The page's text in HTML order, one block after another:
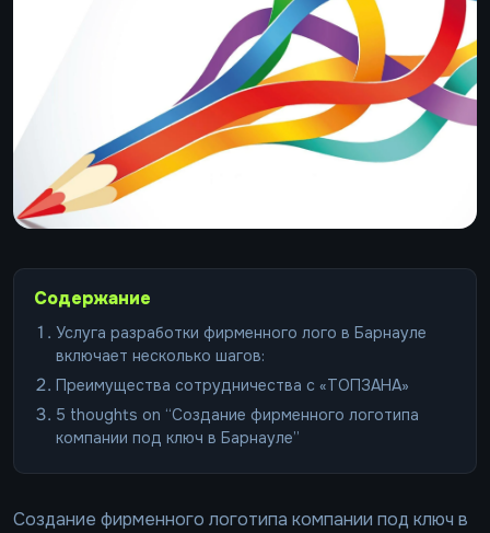
Содержание
Услуга разработки фирменного лого в Барнауле
включает несколько шагов:
Преимущества сотрудничества с «ТОПЗАНА»
5 thoughts on “Создание фирменного логотипа
компании под ключ в Барнауле”
Создание фирменного логотипа компании под ключ в